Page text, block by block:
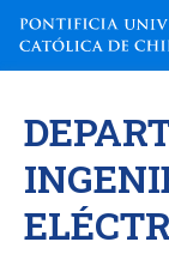
contenido